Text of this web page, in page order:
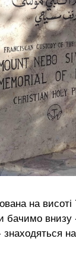
на висоті
бачимо внизу
знаходяться